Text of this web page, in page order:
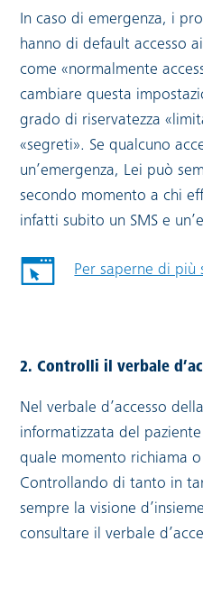
In caso di emergenza, i
hanno di default accesso
come «normalmente
cambiare questa
grado di riservatezza
«segreti». Se qualcuno
un’emergenza, Lei può
secondo momento a chi
infatti subito un SMS e
Per saperne di più
2. Controlli il verbale
Nel verbale d’accesso
informatizzata del
quale momento richiama
Controllando di tanto in
sempre la visione
consultare il verbale